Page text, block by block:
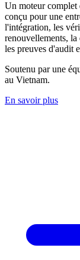
Un moteur
conçu pour une
l'intégration, les
renouvellements,
les preuves d'audit
Soutenu par une
au Vietnam.
En savoir plus